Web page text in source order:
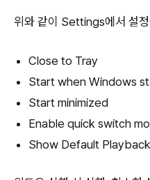
위와 같이 Settings에서 설
Close to Tray
Start when Windows
Start minimized
Enable quick switch
Show Default